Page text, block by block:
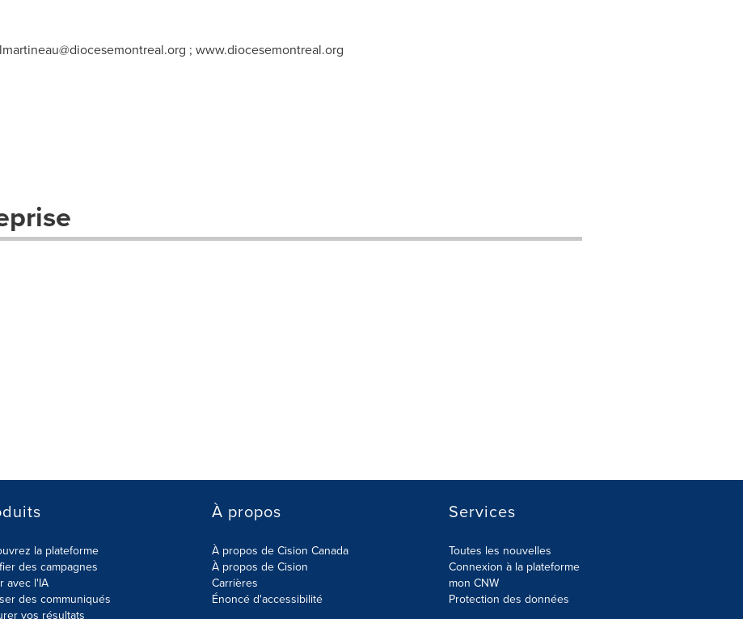
lmartineau@diocesemontreal.org ; www.diocesemontreal.org
la plateforme
des campagnes
avec l'IA
des communiqués
vos résultats
À propos
À propos de Cision Canada
À propos de Cision
Carrières
Énoncé d'accessibilité
Services
Toutes les nouvelles
Connexion à la plateforme
mon CNW
Protection des données